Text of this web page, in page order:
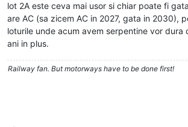
lot 2A este ceva mai usor si chiar poate fi
are AC (sa zicem AC in 2027, gata in 2030),
loturile unde acum avem serpentine vor dura
ani in plus.
Railway fan. But motorways have to be done first!